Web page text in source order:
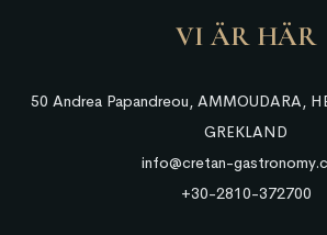
VI ÄR HÄR
50 Andrea Papandreou, AMMOUDARA,
GREKLAND
info@cretan-
+30-2810-372700